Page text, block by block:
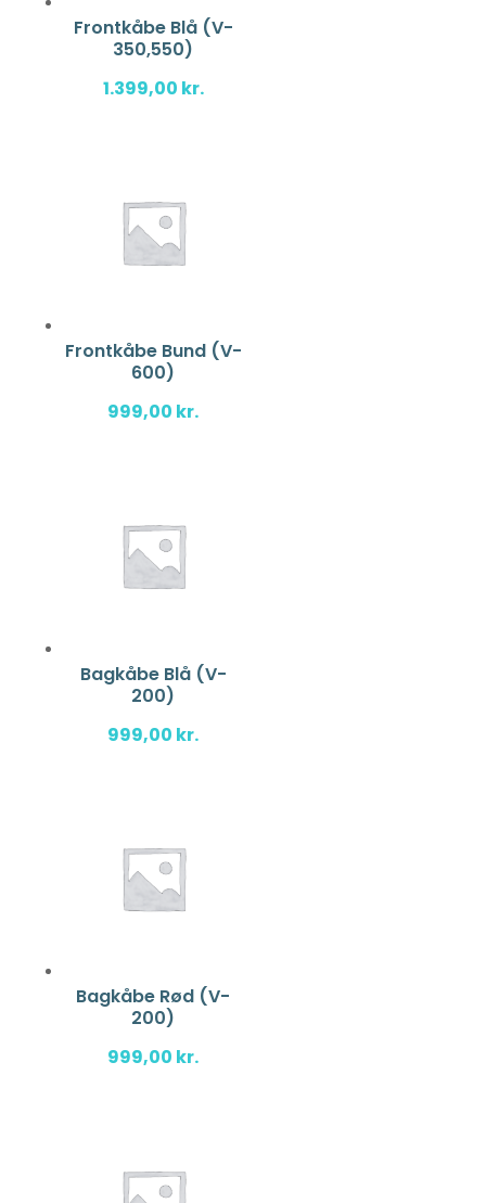
Frontkåbe Blå (V-
350,550)
1.399,00 kr.
Frontkåbe Bund (V-
600)
999,00 kr.
Bagkåbe Blå (V-
200)
999,00 kr.
Bagkåbe Rød (V-
200)
999,00 kr.